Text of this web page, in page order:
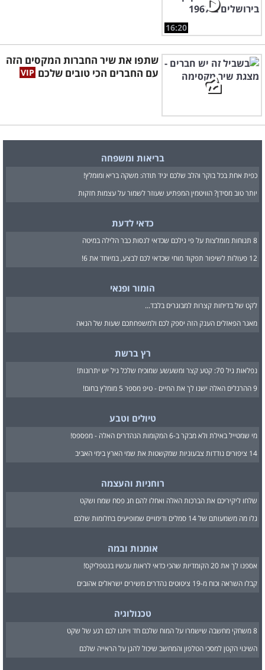
16:20
שתפו את שיר החברות המקסים הזה
עם החברים הכי טובים שלכם
בריאות ומשפחה
כפית אחת בכל בוקר והלב שלכם יגיד תודה: משקה בריא ומומלץ!
יותר טוב מסידן? הוויטמין המפתיע שעוזר לשמור על עצמות חזקות
כדאי לדעת
8 תנוחות מומלצות על פי גילכם שכדאי לנסות כבר הלילה במיטה
12 פעולות לשיפור תפקוד מוחי שכדאי לכם לבצע, במיוחד את 6!
הומור ופנאי
לקט של בדיחות קצרות למבוגרים בלבד...
מאגר הפאזלים הענק הזה יספק לכם ולמשפחתכם שעות של הנאה
רץ ברשת
נפלאות גיל 70: קטע קצר ומשעשע שמוכיח שלכל גיל יש יתרונות!
9 ההרגלים האלה ישנו לך את החיים - טיפ מספר 5 מומלץ בחום!
טיולים וטבע
מי שמטייל באילת ולא מבקר ב-6 המקומות הנהדרים האלה - מפספס!
14 ציפורים נודדות צבעוניות שמקשטות את שמי הארץ בימי האביב
רוחניות והעצמה
שלחו ליקיריכם את הברכות האלה ואחלו להם חג פסח שמח ושקט
גלו מה משמעותם של 14 סמלים ודימויים שמופיעים בחלומות שלכם
אומנות ובמה
אספנו לך את 20 הקומדיות שהכי כדאי לראות עכשיו בנטפליקס!
קבלו השראה וכוח מ-19 ציטוטים נהדרים משירים ישראלים אהובים
טכנולוגיה
8 משחקי מחשבה שישמרו על המוח שלכם חד ויתנו לכם רגע של שקט
השינוי הקטן למסכי הטלפון והמחשב שיכול להגן על הראייה שלכם